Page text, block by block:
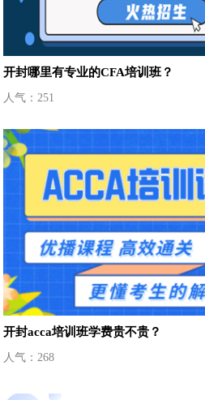
开封哪里有专业的CFA培训班？
人气：251
开封acca培训班学费贵不贵？
人气：268